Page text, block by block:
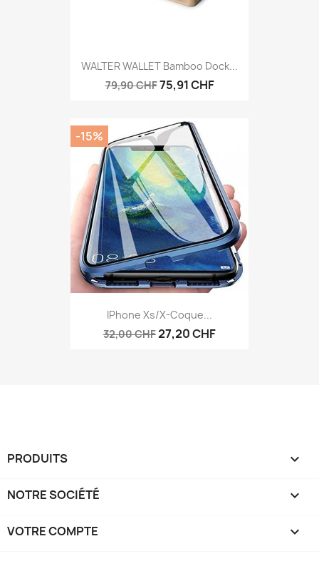
WALTER WALLET Bamboo Dock...
79,90 CHF75,91 CHF
IPhone Xs/X-Coque...
32,00 CHF27,20 CHF
-15%
PRODUITS 
NOTRE SOCIÉTÉ 
VOTRE COMPTE 